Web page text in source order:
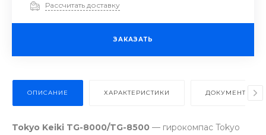
Рассчитать доставку
ЗАКАЗАТЬ
ОПИСАНИЕ ХАРАКТЕРИСТИКИ ДОКУМЕНТЫ
Tokyo Keiki TG-8000/TG-8500 — гирокомпас Tokyo